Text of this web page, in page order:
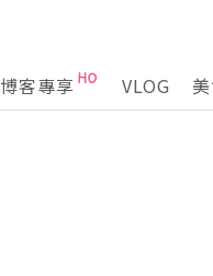
博客專享 VLOG